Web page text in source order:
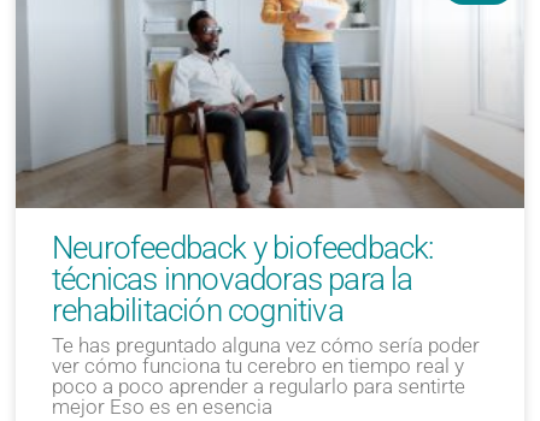
Neurofeedback y biofeedback:
técnicas innovadoras para la
rehabilitación cognitiva
Te has preguntado alguna vez cómo sería poder
ver cómo funciona tu cerebro en tiempo real y
poco a poco aprender a regularlo para sentirte
mejor Eso es en esencia